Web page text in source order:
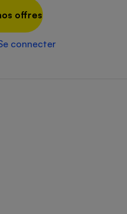
offres
connecter
Cafetière à expressos